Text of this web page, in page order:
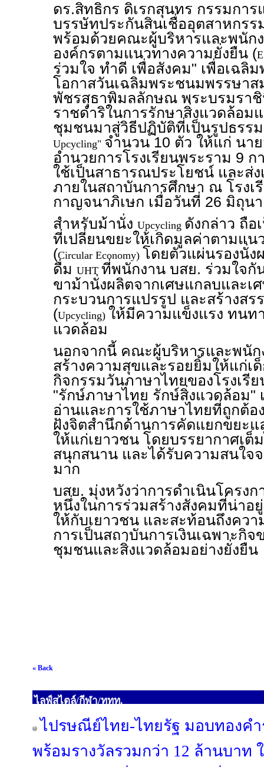
ดร.สิทธิกร ดิเรกสุนทร กรรมกา
บรรษัทประกันสินเชื่ออุตสาหกร
พร้อมด้วยคณะผู้บริหารและพนัก
องค์กรตามแนวทางความยั่งยืน (
ร่วมใจ ทำดี เพื่อสังคม" เพื่อเฉลิม
โอกาสวันเฉลิมพระชนมพรรษาส
พัชรสุธาพิมลลักษณ พระบรมรา
ราชดำริในการรักษาสิ่งแวดล้อ
ชุมชนมาสู่วิธีปฏิบัติที่เป็นรูปธรร
Upcycling" จำนวน 10 ตัว ให้แก่ นา
อำนวยการโรงเรียนพระราม 9
ใช้เป็นสาธารณประโยชน์ และส่
ภายในสถาบันการศึกษา ณ โรงเ
กาญจนาภิเษก เมื่อวันที่ 26 มิถุน
สำหรับม้านั่ง Upcycling ดังกล่าว ถือ
ที่เปลี่ยนขยะให้เกิดมูลค่าตามแน
(Circular Economy) โดยตัวแผ่นรองนั่ง
ดื่ม UHT ที่พนักงาน บสย. ร่วมใจกั
ขาม้านั่งผลิตจากเศษแกลบและเ
กระบวนการแปรรูป และสร้างส
(Upcycling) ให้มีความแข็งแรง ทนท
แวดล้อม
นอกจากนี้ คณะผู้บริหารและพนัก
สร้างความสุขและรอยยิ้มให้แก่เ
กิจกรรมวันภาษาไทยของโรงเรี
"รักษ์ภาษาไทย รักษ์สิ่งแวดล้อม"
อ่านและการใช้ภาษาไทยที่ถูกต้อ
ฝังจิตสำนึกด้านการคัดแยกขยะ
ให้แก่เยาวชน โดยบรรยากาศเต็
สนุกสนาน และได้รับความสนใจ
มาก
บสย. มุ่งหวังว่าการดำเนินโครง
หนึ่งในการร่วมสร้างสังคมที่น่าอ
ให้กับเยาวชน และสะท้อนถึงคว
การเป็นสถาบันการเงินเฉพาะกิ
ชุมชนและสิ่งแวดล้อมอย่างยั่งยืน
« Back
ไลฟ์สไตล์/กีฬา/ททท.
ไปรษณีย์ไทย-ไทยรัฐ มอบทองค
พร้อมรางวัลรวมกว่า 12 ล้านบาท